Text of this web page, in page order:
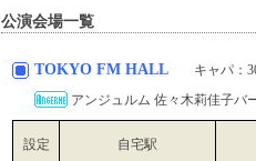
公演会場一覧
TOKYO FM HALL キャパ：
アンジュルム 佐々木莉佳子バ
設定 自宅駅